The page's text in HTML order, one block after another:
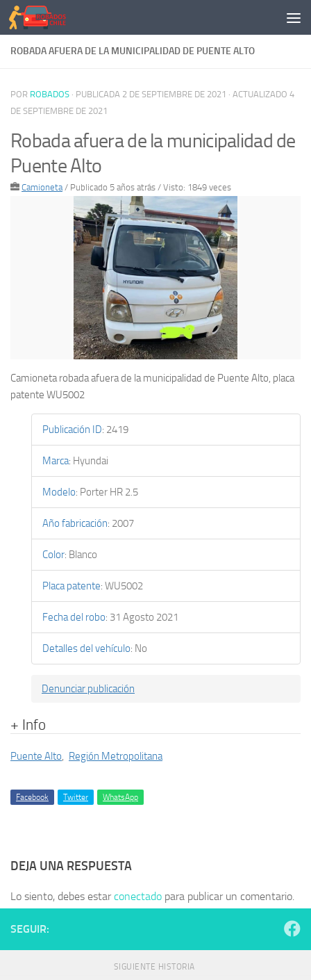
Saltar al contenido
ROBADA AFUERA DE LA MUNICIPALIDAD DE PUENTE ALTO
POR ROBADOS · PUBLICADA 2 DE SEPTIEMBRE DE 2021 · ACTUALIZADO 4
DE SEPTIEMBRE DE 2021
Robada afuera de la municipalidad de
Puente Alto
Camioneta/ Publicado 5 años atrás / Visto: 1849 veces
Camioneta robada afuera de la municipalidad de Puente Alto, placa
patente WU5002
Publicación ID: 2419
Marca: Hyundai
Modelo: Porter HR 2.5
Año fabricación: 2007
Color: Blanco
Placa patente: WU5002
Fecha del robo: 31 Agosto 2021
Detalles del vehículo: No
Denunciar publicación
+ Info
Puente Alto, Región Metropolitana
Facebook Twitter WhatsApp
DEJA UNA RESPUESTA
Lo siento, debes estarconectado para publicar un comentario.
SEGUIR:
SIGUIENTE HISTORIA